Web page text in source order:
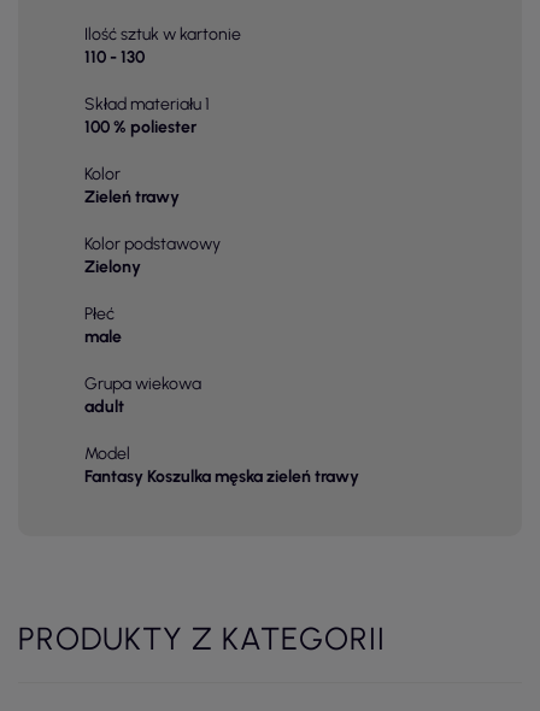
Ilość sztuk w kartonie
110 - 130
Skład materiału 1
100 % poliester
Kolor
Zieleń trawy
Kolor podstawowy
Zielony
Płeć
male
Grupa wiekowa
adult
Model
Fantasy Koszulka męska zieleń trawy
PRODUKTY Z KATEGORII